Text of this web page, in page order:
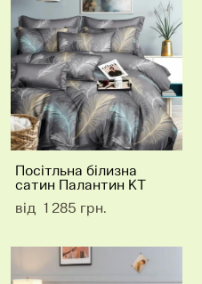
Посітльна білизна
сатин Палантин КТ
від 1 285 грн.